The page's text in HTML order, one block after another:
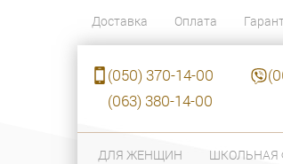
Доставка Оплата
(050) 370-14-00
(063) 380-14-00
ДЛЯ ЖЕНЩИН ШКОЛЬНАЯ